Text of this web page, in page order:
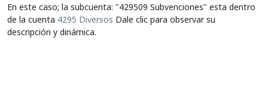
En este caso; la subcuenta: "429509 Subvenciones" esta dentro
de la cuenta 4295 Diversos Dale clic para observar su
descripción y dinámica.